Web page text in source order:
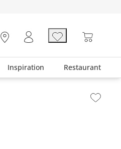
Inspiration Restaurant